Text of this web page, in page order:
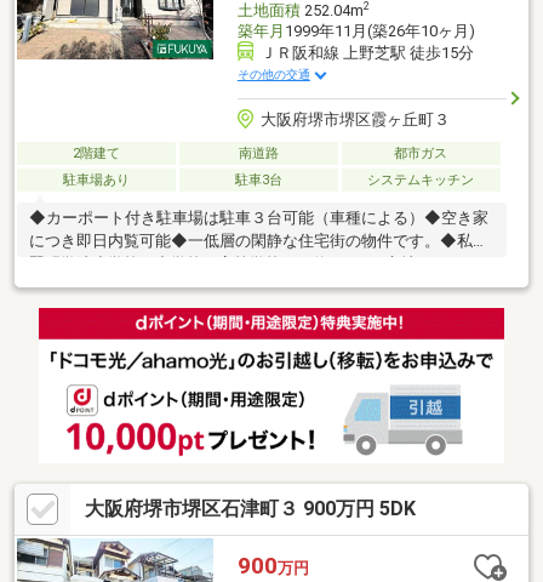
土地面積252.04m2
築年月 1999年11月(築26年10ヶ月)
ＪＲ阪和線 上野芝駅 徒歩15分
その他の交通
大阪府堺市堺区霞ヶ丘町３
2階建て 南道路
都市ガス
駐車場あり
駐車3台 システムキッチン
◆カーポート付き駐車場は駐車３台可能（車種による）◆空き家
につき即日内覧可能◆一低層の閑静な住宅街の物件です。◆私立
●○● ライフインフォメーション ●○● ●ライフ石津店まで約
450ｍ ●ローソン堺石津町3丁店まで約450ｍ ●コーナン堺店ま
で約450ｍ ●堺神石郵便局まで約250ｍ ○堺市立神石小学校まで
約270ｍ ○堺市立旭中学校まで約1400ｍ※写真中の家具等の調度
の際は、お気軽にお問い合わせ下さい。
大阪府堺市堺区石津町３ 900万円 5DK
900万円